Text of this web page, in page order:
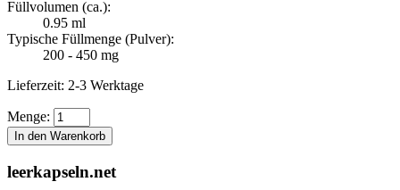
Füllvolumen (ca.):
0.95 ml
Typische Füllmenge (Pulver):
200 - 450 mg
Lieferzeit: 2-3 Werktage
Menge:
In den Warenkorb
leerkapseln.net